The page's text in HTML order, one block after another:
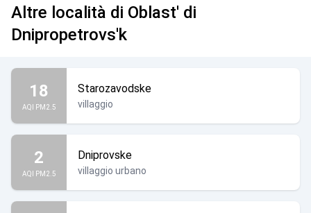
Altre località di Oblast' di
Dnipropetrovs'k
18
AQI PM2.5
Starozavodske
villaggio
2
AQI PM2.5
Dniprovske
villaggio urbano